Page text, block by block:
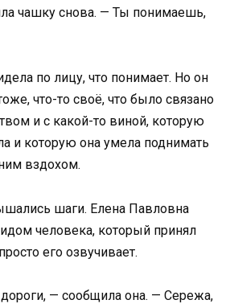
чашку снова. — Ты понимаешь,
по лицу, что понимает. Но он
что-то своё, что было связано
и с какой-то виной, которую
и которую она умела поднимать
вздохом.
шаги. Елена Павловна
человека, который принял
его озвучивает.
— сообщила она. — Сережа,